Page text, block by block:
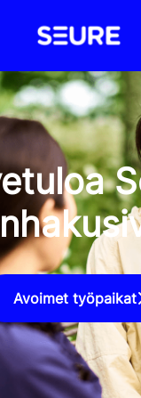
Avoimet työpaikat